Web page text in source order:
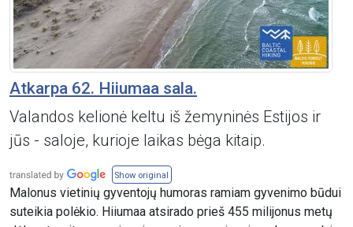
Atkarpa 62. Hiiumaa sala.
Valandos kelionė keltu iš žemyninės Estijos ir
jūs - saloje, kurioje laikas bėga kitaip.
Show original
Malonus vietinių gyventojų humoras ramiam gyvenimo būdui
suteikia polėkio. Hiiumaa atsirado prieš 455 milijonus metų